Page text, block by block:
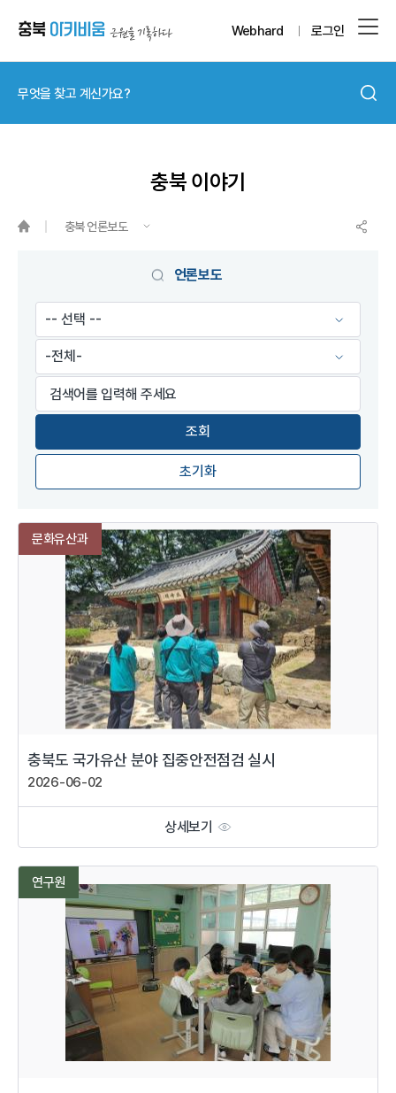
Webhard 로그인
충북 이야기
충북 언론보도
언론보도
초기화
문화유산과
충북도 국가유산 분야 집중안전점검 실시
2026-06-02
상세보기
연구원